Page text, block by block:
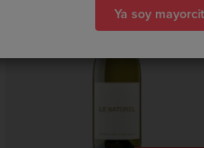
Ya soy